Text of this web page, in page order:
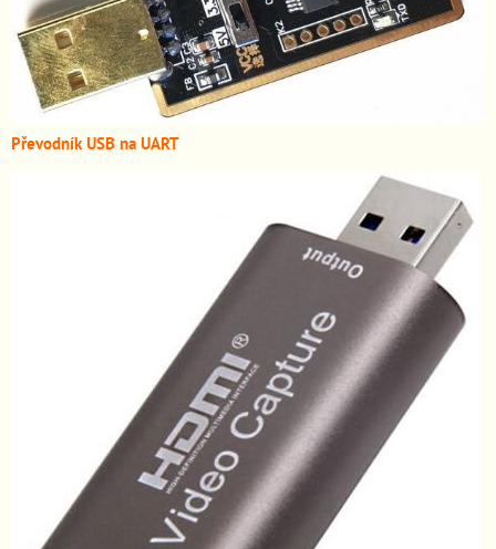
Převodník USB na UART